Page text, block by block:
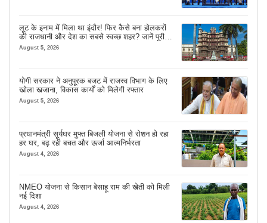
लूट के इनाम में मिला था इंदौर! फिर कैसे बना होलकरों
की राजधानी और देश का सबसे स्वच्छ शहर? जानें पूरी
कहानी
August 5, 2026
योगी सरकार ने अनुपूरक बजट में राजस्व विभाग के लिए
खोला खजाना, विकास कार्यों को मिलेगी रफ्तार
August 5, 2026
प्रधानमंत्री सूर्यघर मुफ्त बिजली योजना से रोशन हो रहा
हर घर, बढ़ रही बचत और ऊर्जा आत्मनिर्भरता
August 4, 2026
NMEO योजना से किसान बेसाहू राम की खेती को मिली
नई दिशा
August 4, 2026